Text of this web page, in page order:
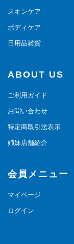
スキンケア
ボディケア
日用品雑貨
ABOUT US
ご利用ガイド
お問い合わせ
特定商取引法表示
姉妹店舗紹介
会員メニュー
マイページ
ログイン